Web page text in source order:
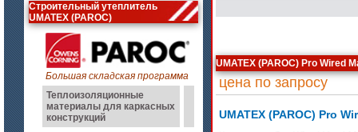
Строительный утеплитель
UMATEX (PAROC)
Большая складская программа
Теплоизоляционные
материалы для каркасных
конструкций
UMATEX (PAROC) Pro Wired
цена по запросу
UMATEX (PAROC) Pro